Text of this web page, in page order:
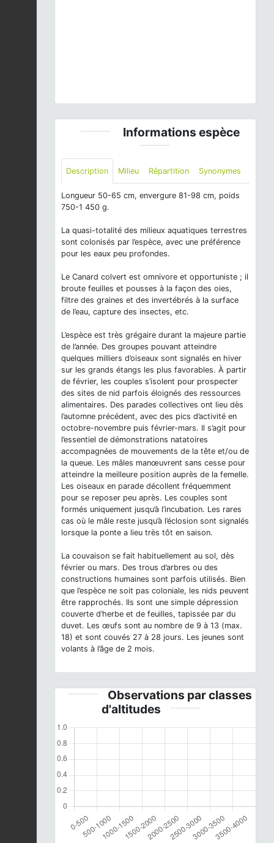
Informations espèce
Description Milieu Répartition Synonymes
Longueur 50-65 cm, envergure 81-98 cm, poids
750-1 450 g.
La quasi-totalité des milieux aquatiques terrestres
sont colonisés par l’espèce, avec une préférence
pour les eaux peu profondes.
Le Canard colvert est omnivore et opportuniste ; il
broute feuilles et pousses à la façon des oies,
filtre des graines et des invertébrés à la surface
de l’eau, capture des insectes, etc.
L’espèce est très grégaire durant la majeure partie
de l’année. Des groupes pouvant atteindre
quelques milliers d’oiseaux sont signalés en hiver
sur les grands étangs les plus favorables. À partir
de février, les couples s’isolent pour prospecter
des sites de nid parfois éloignés des ressources
alimentaires. Des parades collectives ont lieu dès
l’automne précédent, avec des pics d’activité en
octobre-novembre puis février-mars. Il s’agit pour
l’essentiel de démonstrations natatoires
accompagnées de mouvements de la tête et/ou de
la queue. Les mâles manœuvrent sans cesse pour
atteindre la meilleure position auprès de la femelle.
Les oiseaux en parade décollent fréquemment
pour se reposer peu après. Les couples sont
formés uniquement jusqu’à l’incubation. Les rares
cas où le mâle reste jusqu’à l’éclosion sont signalés
lorsque la ponte a lieu très tôt en saison.
La couvaison se fait habituellement au sol, dès
février ou mars. Des trous d’arbres ou des
constructions humaines sont parfois utilisés. Bien
que l’espèce ne soit pas coloniale, les nids peuvent
être rapprochés. Ils sont une simple dépression
couverte d’herbe et de feuilles, tapissée par du
duvet. Les œufs sont au nombre de 9 à 13 (max.
18) et sont couvés 27 à 28 jours. Les jeunes sont
volants à l’âge de 2 mois.
Observations par classes
d'altitudes